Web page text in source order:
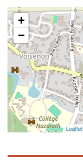
+
−
Leaflet